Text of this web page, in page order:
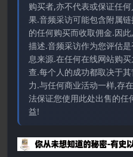
购买者,亦不代表或保证任
果.音频采访可能包含附属
的任何购买而收取佣金.因
描述.音频采访作为您评估
息来源.在任何在线网站购
查.每个人的成功都取决于
力.与任何商业活动一样,存
法保证您使用此处出售的任
益!